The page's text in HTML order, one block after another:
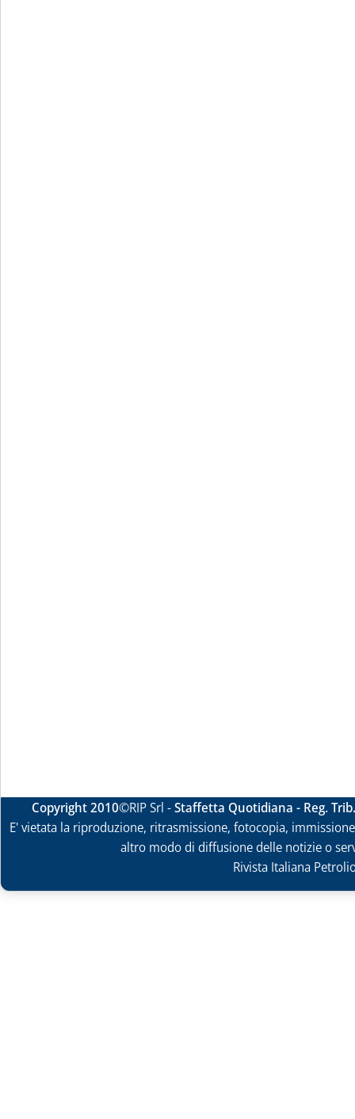
Copyright 2010©RIP Srl -Staffetta Quotidiana - Reg.
E' vietata la riproduzione, ritrasmissione, fotocopia,
altro modo di diffusione delle notizie o
Rivista Italiana